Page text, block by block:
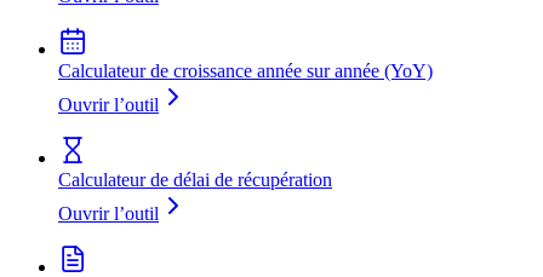
Calculateur de croissance année sur année (YoY)
Ouvrir l’outil
Calculateur de délai de récupération
Ouvrir l’outil